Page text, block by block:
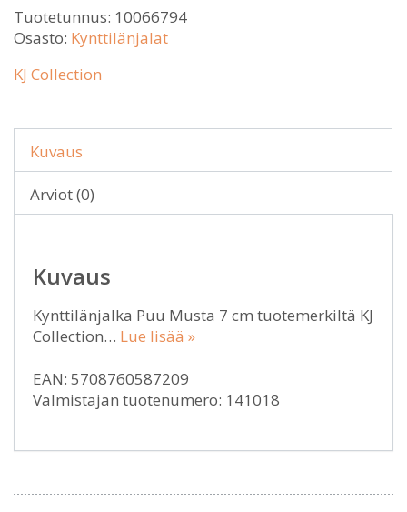
Tuotetunnus: 10066794
Osasto: Kynttilänjalat
KJ Collection
Kuvaus
Arviot (0)
Kuvaus
Kynttilänjalka Puu Musta 7 cm tuotemerkiltä KJ
Collection… Lue lisää »
EAN: 5708760587209
Valmistajan tuotenumero: 141018